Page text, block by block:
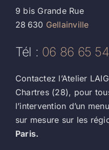
9 bis Grande Rue
28 630 Gellainville
Tél : 06 86 65
Contactez l’Atelier
Chartres (28), pour
l’intervention d’un
sur mesure sur les
Paris.